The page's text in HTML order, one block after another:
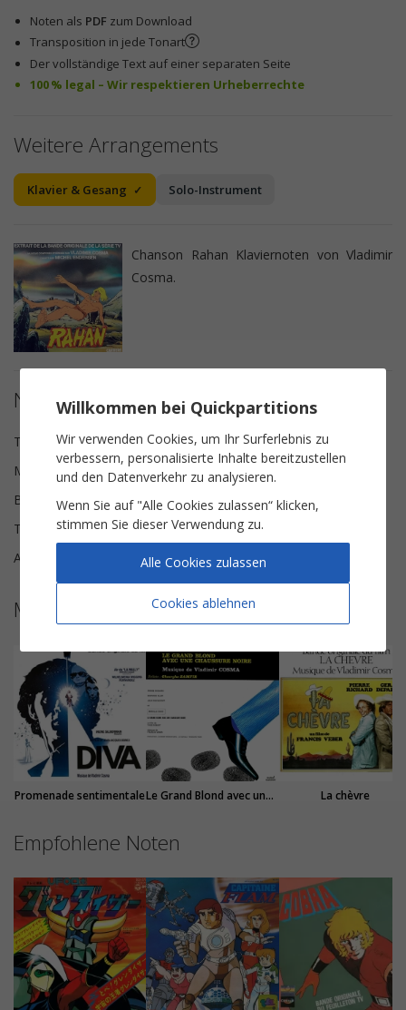
Noten als PDF zum Download
Transposition in jede Tonart
Der vollständige Text auf einer separaten Seite
100 % legal – Wir respektieren Urheberrechte
Weitere Arrangements
Klavier & Gesang Solo-Instrument
Chanson Rahan Klaviernoten von Vladimir
Cosma.
Notendetails
Texte
Nina Wolmark
Musik
Vladimir Cosma
Besetzung
Klavier & Gesang
Tonart
g-Moll
Anzahl der Seiten
5
Mehr Noten von Vladimir Cosma
Promenade sentimentale Le Grand Blond avec une chaussure noire La chèvre
Empfohlene Noten
Willkommen bei Quickpartitions
Wir verwenden Cookies, um Ihr Surferlebnis zu
verbessern, personalisierte Inhalte bereitzustellen
und den Datenverkehr zu analysieren.
Wenn Sie auf "Alle Cookies zulassen“ klicken,
stimmen Sie dieser Verwendung zu.
Cookies ablehnen
Alle Cookies zulassen